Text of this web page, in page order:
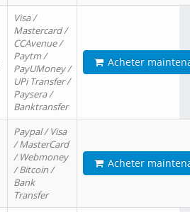
Visa /
Mastercard /
CCAvenue /
Paytm /
PayUMoney /
UPi Transfer /
Paysera /
Banktransfer
Acheter
Paypal / Visa
/ MasterCard
/ Webmoney
/ Bitcoin /
Bank
Transfer
Acheter